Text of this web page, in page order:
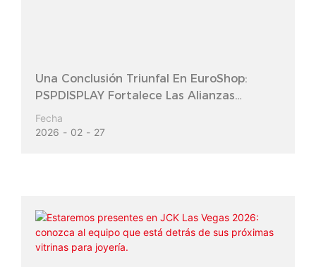
Una Conclusión Triunfal En EuroShop:
PSPDISPLAY Fortalece Las Alianzas
Minoristas Globales
Fecha
2026
02 27